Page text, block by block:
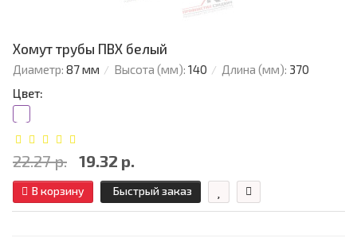
Хомут трубы ПВХ белый
Диаметр: 87 мм Высота (мм): 140 Длина (мм): 370
Цвет:
22.27 р. 19.32 р.
В корзину Быстрый заказ